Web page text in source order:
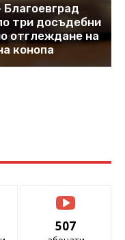
три досъдебни
отглеждане на
конопа
507